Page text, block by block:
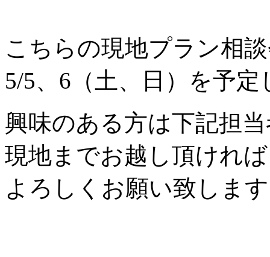
こちらの現地プラン相
5/5、6（土、日）を予
興味のある方は下記担
現地までお越し頂けれ
よろしくお願い致しま